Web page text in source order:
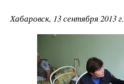
Хабаровск, 13 сентября 2013 г.